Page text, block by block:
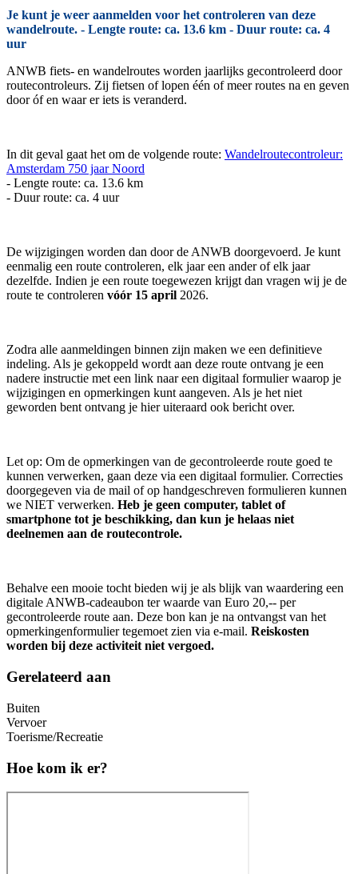
Je kunt je weer aanmelden voor het controleren van deze
wandelroute. - Lengte route: ca. 13.6 km - Duur route: ca. 4
uur
ANWB fiets- en wandelroutes worden jaarlijks gecontroleerd door
routecontroleurs. Zij fietsen of lopen één of meer routes na en geven
door óf en waar er iets is veranderd.
In dit geval gaat het om de volgende route: Wandelroutecontroleur:
Amsterdam 750 jaar Noord
- Lengte route: ca. 13.6 km
- Duur route: ca. 4 uur
De wijzigingen worden dan door de ANWB doorgevoerd. Je kunt
eenmalig een route controleren, elk jaar een ander of elk jaar
dezelfde. Indien je een route toegewezen krijgt dan vragen wij je de
route te controleren vóór 15 april 2026.
Zodra alle aanmeldingen binnen zijn maken we een definitieve
indeling. Als je gekoppeld wordt aan deze route ontvang je een
nadere instructie met een link naar een digitaal formulier waarop je
wijzigingen en opmerkingen kunt aangeven. Als je het niet
geworden bent ontvang je hier uiteraard ook bericht over.
Let op: Om de opmerkingen van de gecontroleerde route goed te
kunnen verwerken, gaan deze via een digitaal formulier. Correcties
doorgegeven via de mail of op handgeschreven formulieren kunnen
we NIET verwerken. Heb je geen computer, tablet of
smartphone tot je beschikking, dan kun je helaas niet
deelnemen aan de routecontrole.
Behalve een mooie tocht bieden wij je als blijk van waardering een
digitale ANWB-cadeaubon ter waarde van Euro 20,-- per
gecontroleerde route aan. Deze bon kan je na ontvangst van het
opmerkingenformulier tegemoet zien via e-mail. Reiskosten
worden bij deze activiteit niet vergoed.
Gerelateerd aan
Buiten
Vervoer
Toerisme/Recreatie
Hoe kom ik er?